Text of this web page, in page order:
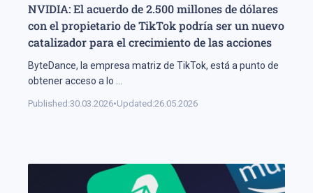
NVIDIA: El acuerdo de 2.500 millones de dólares
con el propietario de TikTok podría ser un nuevo
catalizador para el crecimiento de las acciones
ByteDance, la empresa matriz de TikTok, está a punto de
obtener acceso a lo
Published:30.03.2026•Updated:26.05.2026